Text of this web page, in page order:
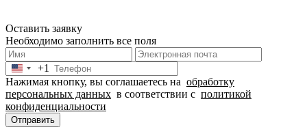
Оставить заявку
Необходимо заполнить все поля
United
States
+1
+1
Нажимая кнопку, вы соглашаетесь на обработку
персональных данных в соответствии с политикой
конфиденциальности
Отправить